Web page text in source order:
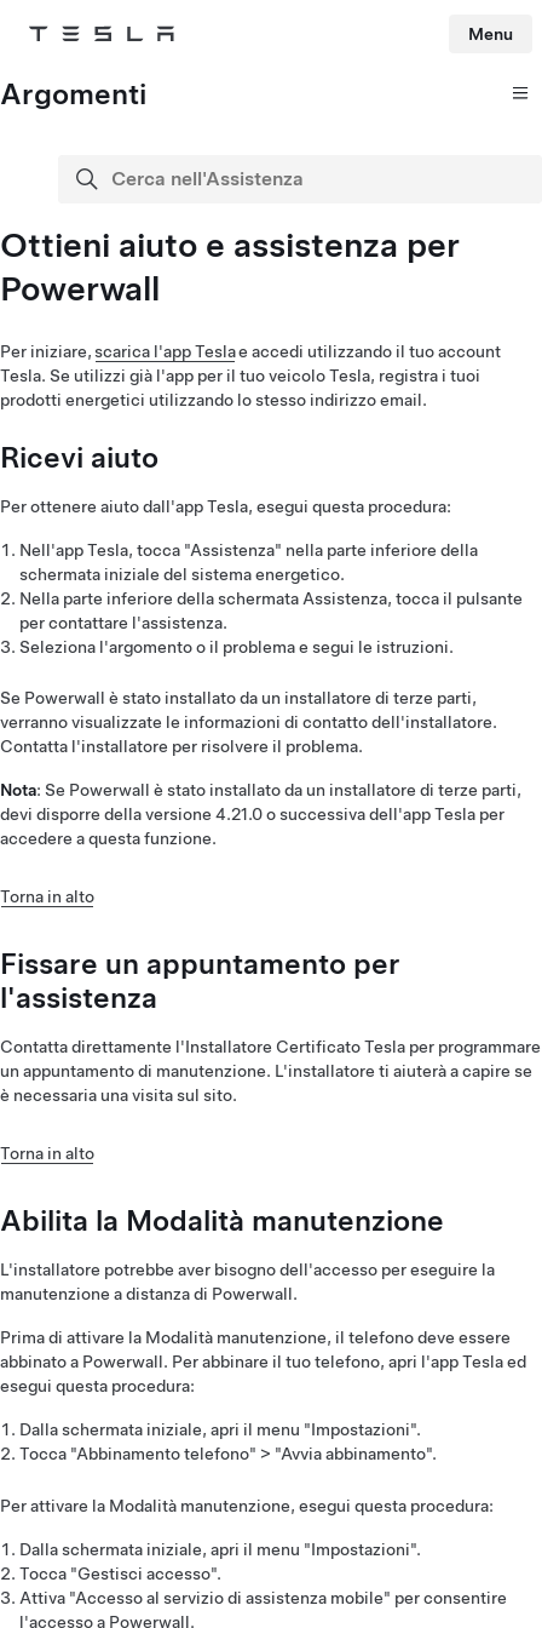
Tesla Menu
Argomenti
Cerca nell'Assistenza
cerca
Ottieni aiuto e assistenza per
Powerwall
Per iniziare,scarica l'app Teslae accedi utilizzando il tuo account
Tesla. Se utilizzi già l'app per il tuo veicolo Tesla, registra i tuoi
prodotti energetici utilizzando lo stesso indirizzo email.
Ricevi aiuto
Per ottenere aiuto dall'app Tesla, esegui questa procedura:
Nell'app Tesla, tocca "Assistenza" nella parte inferiore della
schermata iniziale del sistema energetico.
Nella parte inferiore della schermata Assistenza, tocca il pulsante
per contattare l'assistenza.
Seleziona l'argomento o il problema e segui le istruzioni.
Se Powerwall è stato installato da un installatore di terze parti,
verranno visualizzate le informazioni di contatto dell'installatore.
Contatta l'installatore per risolvere il problema.
Nota: Se Powerwall è stato installato da un installatore di terze parti,
devi disporre della versione 4.21.0 o successiva dell'app Tesla per
accedere a questa funzione.
Torna in alto
Fissare un appuntamento per
l'assistenza
Contatta direttamente l'Installatore Certificato Tesla per programmare
un appuntamento di manutenzione. L'installatore ti aiuterà a capire se
è necessaria una visita sul sito.
Torna in alto
Abilita la Modalità manutenzione
L'installatore potrebbe aver bisogno dell'accesso per eseguire la
manutenzione a distanza di Powerwall.
Prima di attivare la Modalità manutenzione, il telefono deve essere
abbinato a Powerwall. Per abbinare il tuo telefono, apri l'app Tesla ed
esegui questa procedura:
Dalla schermata iniziale, apri il menu "Impostazioni".
Tocca "Abbinamento telefono" > "Avvia abbinamento".
Per attivare la Modalità manutenzione, esegui questa procedura:
Dalla schermata iniziale, apri il menu "Impostazioni".
Tocca "Gestisci accesso".
Attiva "Accesso al servizio di assistenza mobile" per consentire
l'accesso a Powerwall.